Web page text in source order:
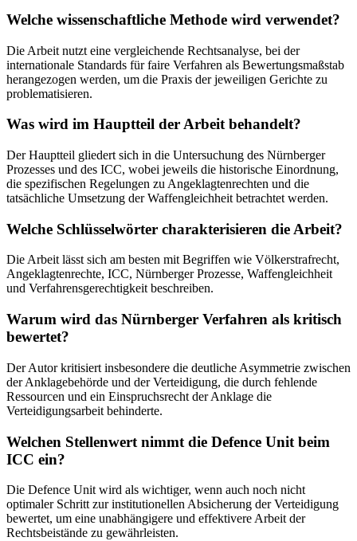
Welche wissenschaftliche Methode wird verwendet?
Die Arbeit nutzt eine vergleichende Rechtsanalyse, bei der
internationale Standards für faire Verfahren als Bewertungsmaßstab
herangezogen werden, um die Praxis der jeweiligen Gerichte zu
problematisieren.
Was wird im Hauptteil der Arbeit behandelt?
Der Hauptteil gliedert sich in die Untersuchung des Nürnberger
Prozesses und des ICC, wobei jeweils die historische Einordnung,
die spezifischen Regelungen zu Angeklagtenrechten und die
tatsächliche Umsetzung der Waffengleichheit betrachtet werden.
Welche Schlüsselwörter charakterisieren die Arbeit?
Die Arbeit lässt sich am besten mit Begriffen wie Völkerstrafrecht,
Angeklagtenrechte, ICC, Nürnberger Prozesse, Waffengleichheit
und Verfahrensgerechtigkeit beschreiben.
Warum wird das Nürnberger Verfahren als kritisch
bewertet?
Der Autor kritisiert insbesondere die deutliche Asymmetrie zwischen
der Anklagebehörde und der Verteidigung, die durch fehlende
Ressourcen und ein Einspruchsrecht der Anklage die
Verteidigungsarbeit behinderte.
Welchen Stellenwert nimmt die Defence Unit beim
ICC ein?
Die Defence Unit wird als wichtiger, wenn auch noch nicht
optimaler Schritt zur institutionellen Absicherung der Verteidigung
bewertet, um eine unabhängigere und effektivere Arbeit der
Rechtsbeistände zu gewährleisten.